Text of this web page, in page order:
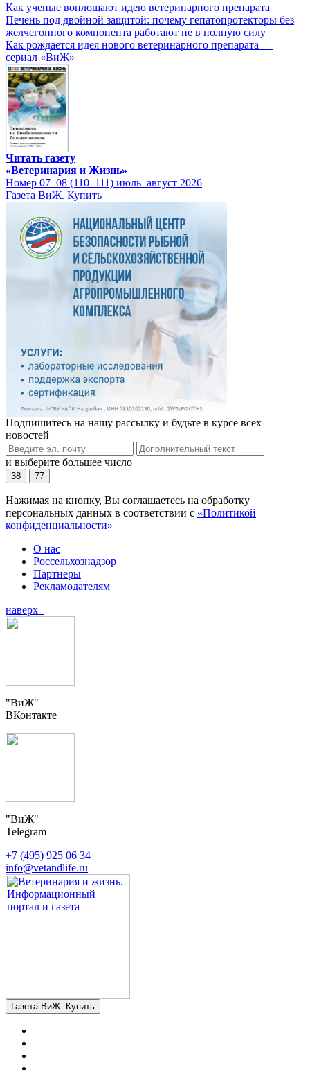
Как ученые воплощают идею ветеринарного препарата
Печень под двойной защитой: почему гепатопротекторы без
желчегонного компонента работают не в полную силу
Как рождается идея нового ветеринарного препарата —
сериал «ВиЖ»
Читать газету
«Ветеринария и Жизнь»
Номер 07–08 (110–111) июль–август 2026
Газета ВиЖ. Купить
Подпишитесь на нашу рассылку и будьте в курсе всех
новостей
и выберите большее число
38 77
Нажимая на кнопку, Вы соглашаетесь на обработку
персональных данных в соответствии с «Политикой
конфиденциальности»
О нас
Россельхознадзор
Партнеры
Рекламодателям
наверх
"ВиЖ"
ВКонтакте
"ВиЖ"
Telegram
+7 (495) 925 06 34
info@vetandlife.ru
Газета ВиЖ. Купить